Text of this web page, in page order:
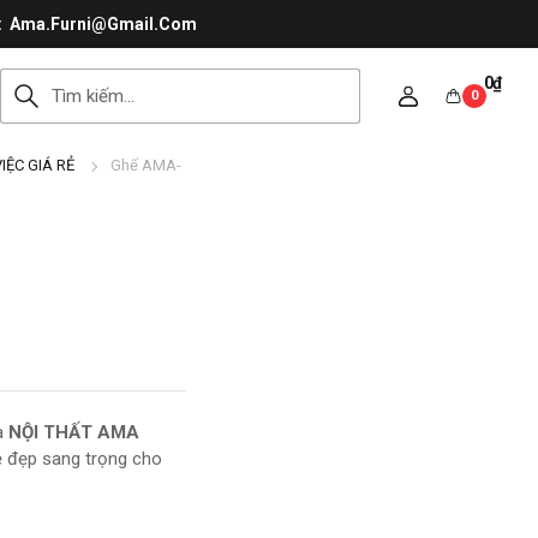
Ama.Furni@Gmail.Com
0₫
0
GIÁ RẺ
Ghế AMA-
NỘI THẤT AMA
đẹp sang trọng cho